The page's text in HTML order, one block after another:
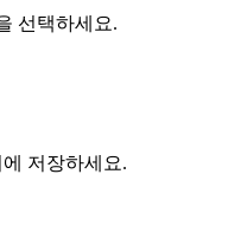
선택하세요.
저장하세요.